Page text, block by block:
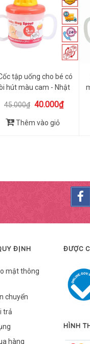
tập uống cho bé có
hút màu cam - Nhật
45.000₫ 40.000₫
Thêm vào giỏ
ĐỊNH
mật thông
chuyển
trả
hàng
ĐƯỢC
HÌNH